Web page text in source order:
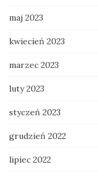
maj 2023
kwiecień 2023
marzec 2023
luty 2023
styczeń 2023
grudzień 2022
lipiec 2022